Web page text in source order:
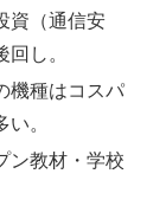
資（通信安
し。
機種はコスパ
。
ン教材・学校